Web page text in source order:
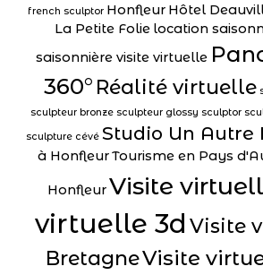
french sculptor Honfleur Hôtel
La Petite Folie location
saisonnière visite virtuelle
360° Réalité virtuelle
sculpteur bronze sculpteur glossy sculptor
sculpture cévé Studio Un Autre
à HonfleurTourisme en Pays
HonfleurVisite
virtuelle 3d Visite
BretagneVisite